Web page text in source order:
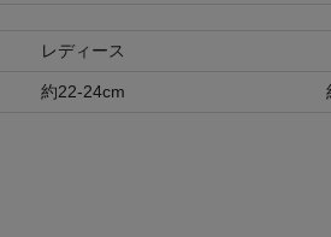
レディース
約22-24cm